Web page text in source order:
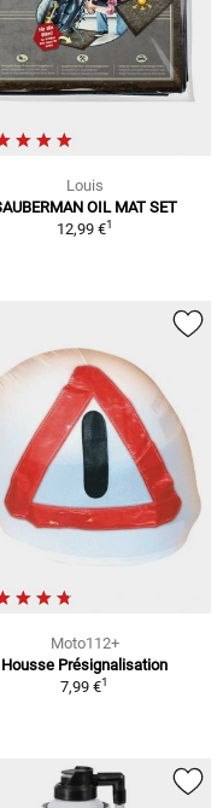
Louis
OIL MAT SET
12,99 €1
Moto112+
Housse Présignalisation
7,99 €1